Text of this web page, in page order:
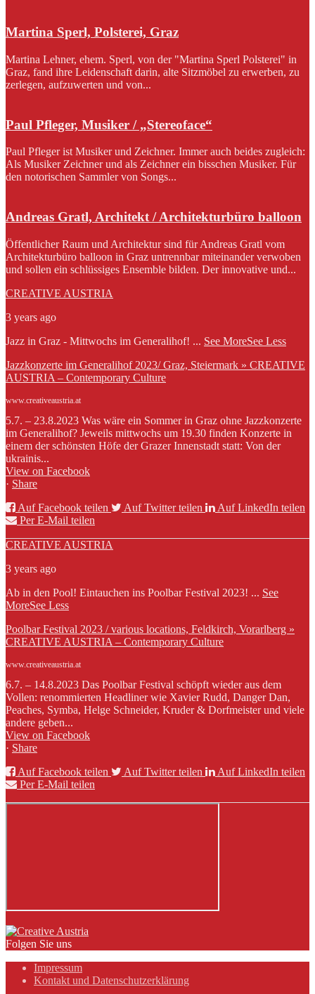
Martina Sperl, Polsterei, Graz
Martina Lehner, ehem. Sperl, von der "Martina Sperl Polsterei" in
Graz, fand ihre Leidenschaft darin, alte Sitzmöbel zu erwerben, zu
zerlegen, aufzuwerten und von...
Paul Pfleger, Musiker / „Stereoface“
Paul Pfleger ist Musiker und Zeichner. Immer auch beides zugleich:
Als Musiker Zeichner und als Zeichner ein bisschen Musiker. Für
den notorischen Sammler von Songs...
Andreas Gratl, Architekt / Architekturbüro balloon
Öffentlicher Raum und Architektur sind für Andreas Gratl vom
Architekturbüro balloon in Graz untrennbar miteinander verwoben
und sollen ein schlüssiges Ensemble bilden. Der innovative und...
CREATIVE AUSTRIA
3 years ago
Jazz in Graz - Mittwochs im Generalihof! ... See MoreSee Less
Jazzkonzerte im Generalihof 2023/ Graz, Steiermark » CREATIVE
AUSTRIA – Contemporary Culture
www.creativeaustria.at
5.7. – 23.8.2023 Was wäre ein Sommer in Graz ohne Jazzkonzerte
im Generalihof? Jeweils mittwochs um 19.30 finden Konzerte in
einem der schönsten Höfe der Grazer Innenstadt statt: Von der
ukrainis...
View on Facebook
· Share
Auf Facebook teilen
Auf Twitter teilen
Auf LinkedIn teilen
Per E-Mail teilen
CREATIVE AUSTRIA
3 years ago
Ab in den Pool! Eintauchen ins Poolbar Festival 2023! ... See
MoreSee Less
Poolbar Festival 2023 / various locations, Feldkirch, Vorarlberg »
CREATIVE AUSTRIA – Contemporary Culture
www.creativeaustria.at
6.7. – 14.8.2023 Das Poolbar Festival schöpft wieder aus dem
Vollen: renommierten Headliner wie Xavier Rudd, Danger Dan,
Peaches, Symba, Helge Schneider, Kruder & Dorfmeister und viele
andere geben...
View on Facebook
· Share
Auf Facebook teilen
Auf Twitter teilen
Auf LinkedIn teilen
Per E-Mail teilen
Folgen Sie uns
Impressum
Kontakt und Datenschutzerklärung